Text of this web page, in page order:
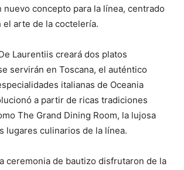
nuevo concepto para la línea, centrado
el arte de la coctelería.
Laurentiis creará dos platos
servirán en Toscana, el auténtico
italianas de Oceania
a partir de ricas tradiciones
The Grand Dining Room, la lujosa
lugares culinarios de la línea.
ceremonia de bautizo disfrutaron de la